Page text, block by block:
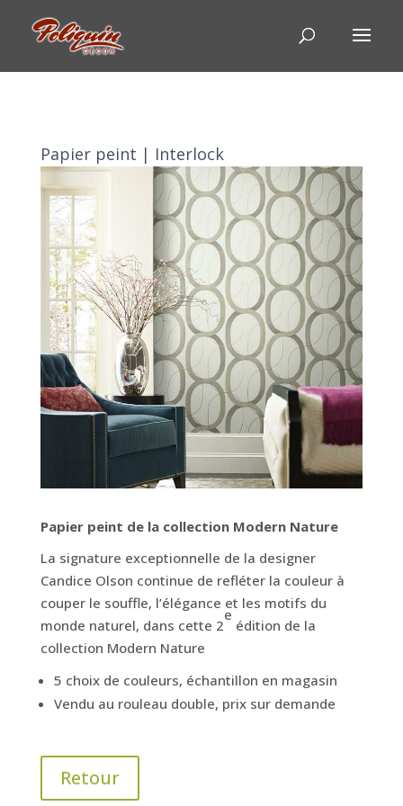
Papier peint | Interlock
Papier peint de la collection Modern Nature
La signature exceptionnelle de la designer
Candice Olson continue de refléter la couleur à
couper le souffle, l’élégance et les motifs du
monde naturel, dans cette 2
e
édition de la
collection Modern Nature
5 choix de couleurs, échantillon en magasin
Vendu au rouleau double, prix sur demande
Retour